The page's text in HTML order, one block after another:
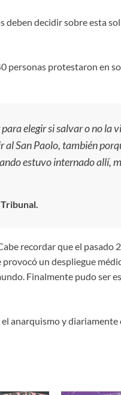
deben decidir sobre esta
personas protestaron en
elegir si salvar o no la
San Paolo, también
estuvo internado allí,
recordar que el pasado
un despliegue
Finalmente pudo ser
anarquismo y diariamente